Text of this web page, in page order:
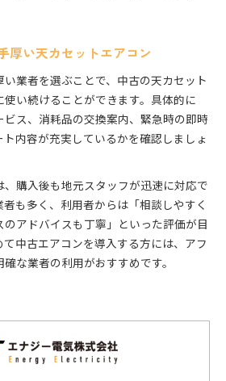
厚い天カセットエアコン
業者を選ぶことで、中古の天カセット
い続けることができます。具体的に
ビス、消耗品の交換案内、緊急時の即時
内容が充実しているかを確認しましょ
購入後も地元スタッフが迅速に対応で
も多く、利用者からは「相談しやすく
アドバイスも丁寧」といった評価が目
中古エアコンを導入する方には、アフ
な業者の利用がおすすめです。